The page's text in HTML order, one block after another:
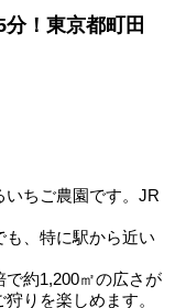
！東京都町田
ちご農園です。JR
、特に駅から近い
約1,200㎡の広さが
りを楽しめます。